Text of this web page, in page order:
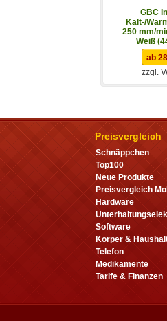
GBC
Kalt-/
250 mm/
Weiß
ab
zzgl.
Preisvergleich
Schnäppchen
Top100
Neue Produkte
Preisvergleich
Hardware
Software
Körper &
Telefon
Medikamente
Tarife & Finanzen